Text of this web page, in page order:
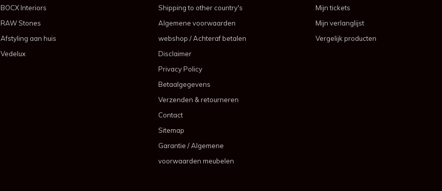
BOCX Interiors
RAW Stones
Afstyling aan huis
Vedelux
Shipping to other country's
Algemene voorwaarden
webshop / Achteraf betalen
Disclaimer
Privacy Policy
Betaalgegevens
Verzenden & retourneren
Contact
Sitemap
Garantie / Algemene
voorwaarden meubelen
Mijn tickets
Mijn verlanglijst
Vergelijk producten